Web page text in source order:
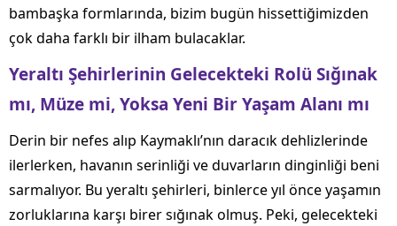
bambaşka formlarında, bizim bugün hissettiğimizden
çok daha farklı bir ilham bulacaklar.
Yeraltı Şehirlerinin Gelecekteki Rolü Sığınak
mı, Müze mi, Yoksa Yeni Bir Yaşam Alanı mı
Derin bir nefes alıp Kaymaklı’nın daracık dehlizlerinde
ilerlerken, havanın serinliği ve duvarların dinginliği beni
sarmalıyor. Bu yeraltı şehirleri, binlerce yıl önce yaşamın
zorluklarına karşı birer sığınak olmuş. Peki, gelecekteki